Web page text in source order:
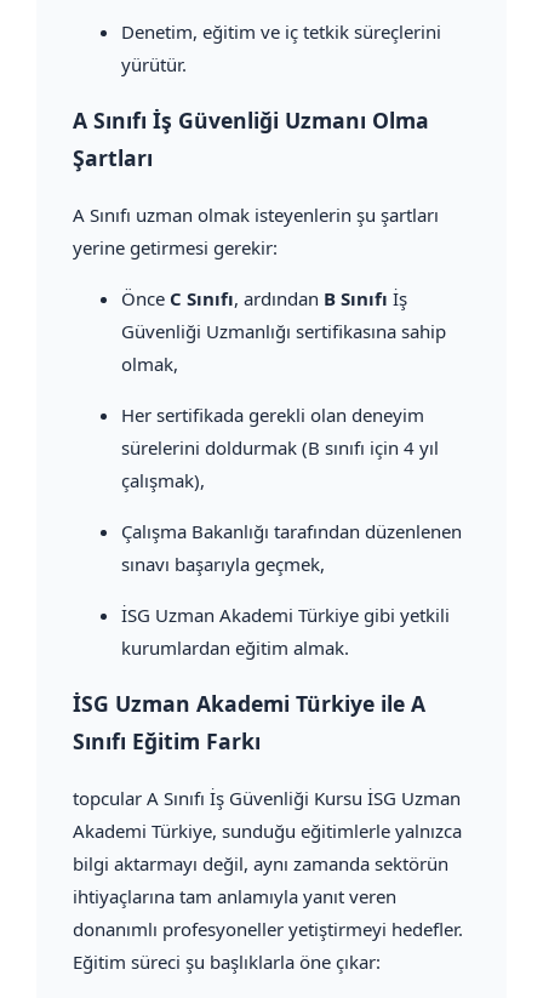
Denetim, eğitim ve iç tetkik süreçlerini
yürütür.
A Sınıfı İş Güvenliği Uzmanı Olma
Şartları
A Sınıfı uzman olmak isteyenlerin şu şartları
yerine getirmesi gerekir:
Önce C Sınıfı, ardından B Sınıfı İş
Güvenliği Uzmanlığı sertifikasına sahip
olmak,
Her sertifikada gerekli olan deneyim
sürelerini doldurmak (B sınıfı için 4 yıl
çalışmak),
Çalışma Bakanlığı tarafından düzenlenen
sınavı başarıyla geçmek,
İSG Uzman Akademi Türkiye gibi yetkili
kurumlardan eğitim almak.
İSG Uzman Akademi Türkiye ile A
Sınıfı Eğitim Farkı
topcular A Sınıfı İş Güvenliği Kursu İSG Uzman
Akademi Türkiye, sunduğu eğitimlerle yalnızca
bilgi aktarmayı değil, aynı zamanda sektörün
ihtiyaçlarına tam anlamıyla yanıt veren
donanımlı profesyoneller yetiştirmeyi hedefler.
Eğitim süreci şu başlıklarla öne çıkar: